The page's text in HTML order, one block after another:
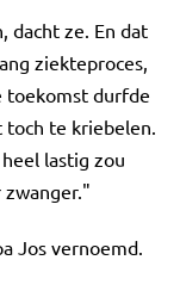
dacht ze. En dat
ziekteproces,
toekomst durfde
toch te kriebelen.
lastig zou
Jos vernoemd.